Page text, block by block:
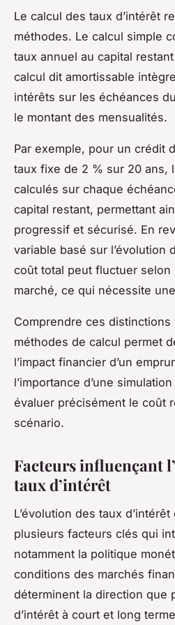
Le calcul des taux d’intérêt
méthodes. Le calcul simple
taux annuel au capital
calcul dit amortissable
intérêts sur les échéances
le montant des mensualités.
Par exemple, pour un crédit
taux fixe de 2 % sur 20 ans,
calculés sur chaque
capital restant, permettant
progressif et sécurisé. En
variable basé sur l’évolution
coût total peut fluctuer selon
marché, ce qui nécessite
Comprendre ces distinctions
méthodes de calcul permet
l’impact financier d’un
l’importance d’une
évaluer précisément le coût
scénario.
Facteurs influençant
taux d’intérêt
L’évolution des taux
plusieurs facteurs clés qui
notamment la politique
conditions des marchés
déterminent la direction que
d’intérêt à court et long